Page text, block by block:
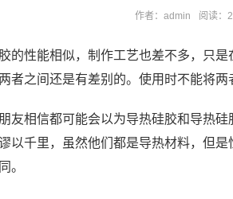
作者：admin 阅读：
的性能相似，制作工艺也差不多，只
者之间还是有差别的。使用时不能将两
友相信都可能会以为导热硅胶和导热
以千里，虽然他们都是导热材料，但
。